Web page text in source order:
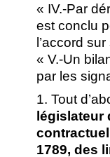
« IV.-Par
est conclu
l’accord
« V.-Un
par les
1. Tout
législateur
1789, des